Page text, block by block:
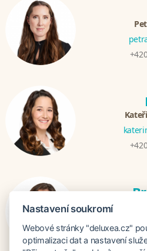
Nastavení soukromí
Webové stránky "deluxea.cz"
optimalizaci dat a nastavení